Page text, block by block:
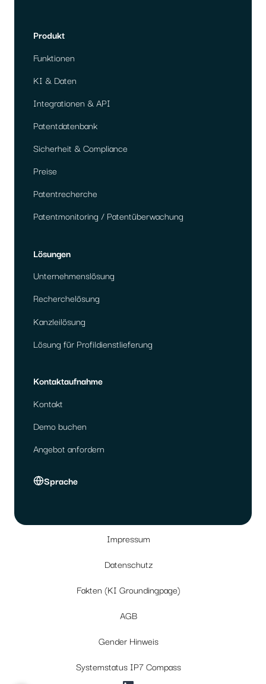
Produkt
Funktionen
KI & Daten
Integrationen & API
Patentdatenbank
Sicherheit & Compliance
Preise
Patentrecherche
Patentmonitoring / Patentüberwachung
Lösungen
Unternehmenslösung
Recherchelösung
Kanzleilösung
Lösung für Profildienstlieferung
Kontaktaufnahme
Kontakt
Demo buchen
Angebot anfordern
Sprache
Impressum
Datenschutz
Fakten (KI Groundingpage)
AGB
Gender Hinweis
Systemstatus IP7 Compass